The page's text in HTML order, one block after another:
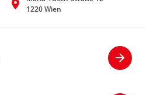
1220 Wien